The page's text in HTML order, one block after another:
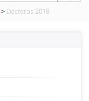
> Decretos 2018